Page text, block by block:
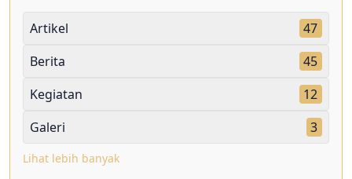
Artikel
47
Berita
45
Kegiatan
12
Galeri
3
Lihat lebih banyak